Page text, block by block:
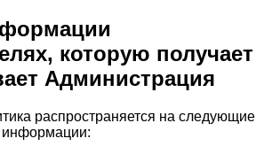
которую получает
Администрация
распространяется на следующие
информации: